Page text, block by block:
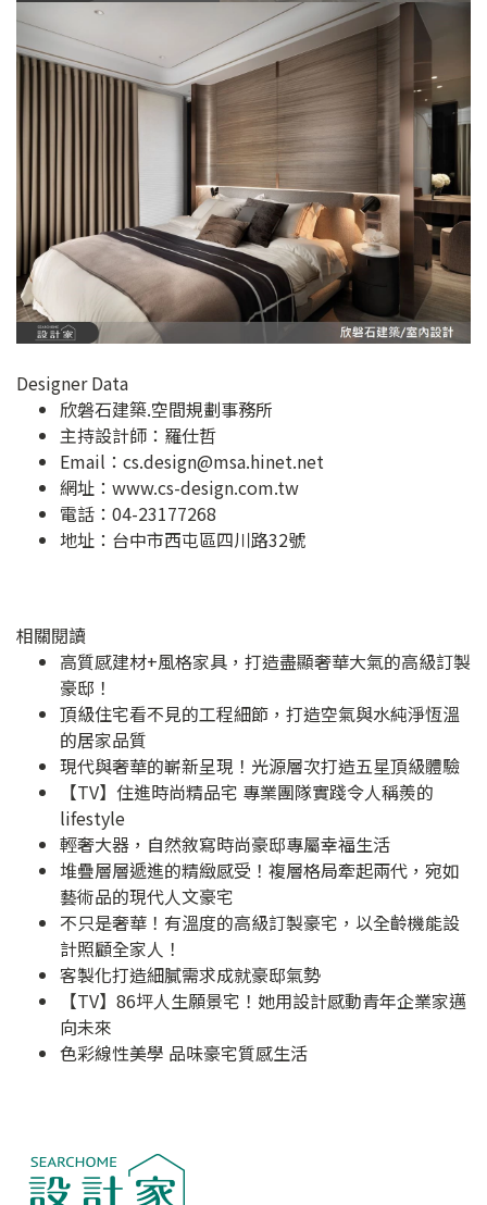
Designer Data
欣磐石建築.空間規劃事務所
主持設計師：羅仕哲
Email： cs.design@msa.hinet.net
網址： www.cs-design.com.tw
電話：04-23177268
地址： 台中市西屯區四川路32號
相關閱讀
高質感建材+風格家具，打造盡顯奢華大氣的高級訂製
豪邸！
頂級住宅看不見的工程細節，打造空氣與水純淨恆溫
的居家品質
現代與奢華的嶄新呈現！光源層次打造五星頂級體驗
【TV】住進時尚精品宅 專業團隊實踐令人稱羨的
lifestyle
輕奢大器，自然敘寫時尚豪邸專屬幸福生活
堆疊層層遞進的精緻感受！複層格局牽起兩代，宛如
藝術品的現代人文豪宅
不只是奢華！有溫度的高級訂製豪宅，以全齡機能設
計照顧全家人！
客製化打造細膩需求成就豪邸氣勢
【TV】86坪人生願景宅！她用設計感動青年企業家邁
向未來
色彩線性美學 品味豪宅質感生活